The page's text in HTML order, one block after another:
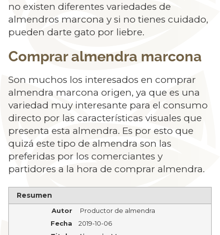
no existen diferentes variedades de
almendros marcona y si no tienes cuidado,
pueden darte gato por liebre.
Comprar almendra marcona
Son muchos los interesados en comprar
almendra marcona origen, ya que es una
variedad muy interesante para el consumo
directo por las características visuales que
presenta esta almendra. Es por esto que
quizá este tipo de almendra son las
preferidas por los comerciantes y
partidores a la hora de comprar almendra.
Resumen
Autor
Productor de almendra
Fecha
2019-10-06